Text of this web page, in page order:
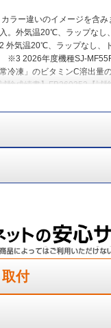
ラー違いのイメージを含み
。外気温20℃、ラップなし
外気温20℃、ラップなし、
※3 2026年度機種SJ-
冷凍」のビタミンC溶出量
験成績書】FB260353【試
冷凍」のビタミンC溶出量
凍」1.25mg/100g。
）にて通常冷凍と新鮮冷凍
ありで1ヶ月保存。食品の
機での実証結果ではありませ
】100Lボックス内に菌を塗
オン放出6日後の生菌数を
cm³）【対象場所】冷蔵室内
防を保証するものではあり
一時停止モード時）と通常
運転をするために食品保存
めに設定する。設定温度「
ア開閉なしでの1日当たり
付